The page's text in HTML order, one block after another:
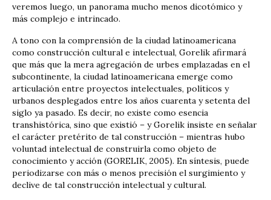
veremos luego, un panorama mucho menos dicotómico y
más complejo e intrincado.
A tono con la comprensión de la ciudad latinoamericana
como construcción cultural e intelectual, Gorelik afirmará
que más que la mera agregación de urbes emplazadas en el
subcontinente, la ciudad latinoamericana emerge como
articulación entre proyectos intelectuales, políticos y
urbanos desplegados entre los años cuarenta y setenta del
siglo ya pasado. Es decir, no existe como esencia
transhistórica, sino que existió – y Gorelik insiste en señalar
el carácter pretérito de tal construcción – mientras hubo
voluntad intelectual de construirla como objeto de
conocimiento y acción (GORELIK, 2005). En síntesis, puede
periodizarse con más o menos precisión el surgimiento y
declive de tal construcción intelectual y cultural.